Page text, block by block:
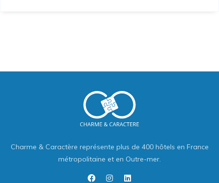
Charme & Caractère représente plus de 400 hôtels en France
métropolitaine et en Outre-mer.